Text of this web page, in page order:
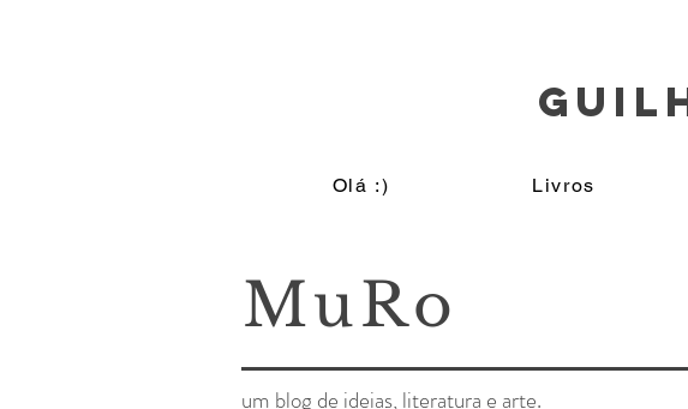
Olá :) Livros
MuRo
um blog de ideias, literatura e arte.